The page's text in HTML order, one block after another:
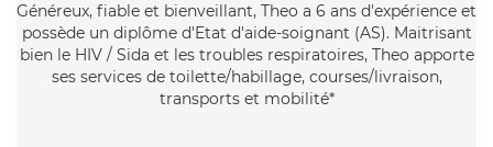
Généreux, fiable et bienveillant, Theo a 6 ans d'expérience et
possède un diplôme d'Etat d'aide-soignant (AS). Maitrisant
bien le HIV / Sida et les troubles respiratoires, Theo apporte
ses services de toilette/habillage, courses/livraison,
transports et mobilité*